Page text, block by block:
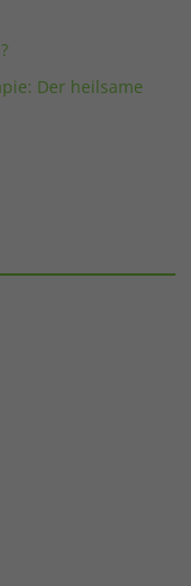
Der heilsame